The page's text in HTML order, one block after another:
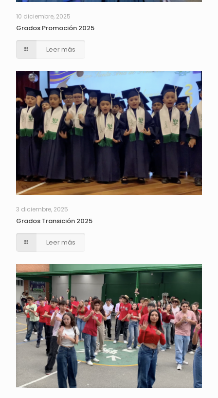
10 diciembre, 2025
Grados Promoción 2025
Leer más
3 diciembre, 2025
Grados Transición 2025
Leer más